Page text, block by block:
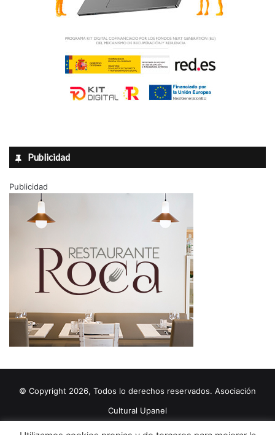
Publicidad
Publicidad
© Copyright 2026, Todos lo derechos reservados. Asociación
Cultural Upanel